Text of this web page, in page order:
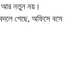
আর নতুন নয়।
বদলে গেছে, অফিসে বসে